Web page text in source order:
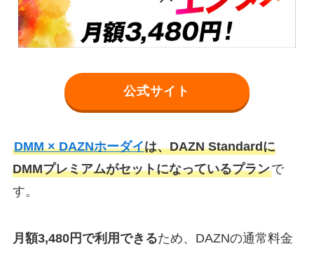
公式サイト
DMM × DAZNホーダイは、DAZN Standardに
DMMプレミアムがセットになっているプランで
す。
月額3,480円で利用できるため、DAZNの通常料金